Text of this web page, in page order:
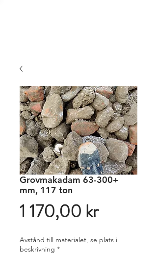
Grovmakadam 63-300+
mm, 117 ton
1 170,00 krPris
Avstånd till materialet, se plats i
beskrivning *